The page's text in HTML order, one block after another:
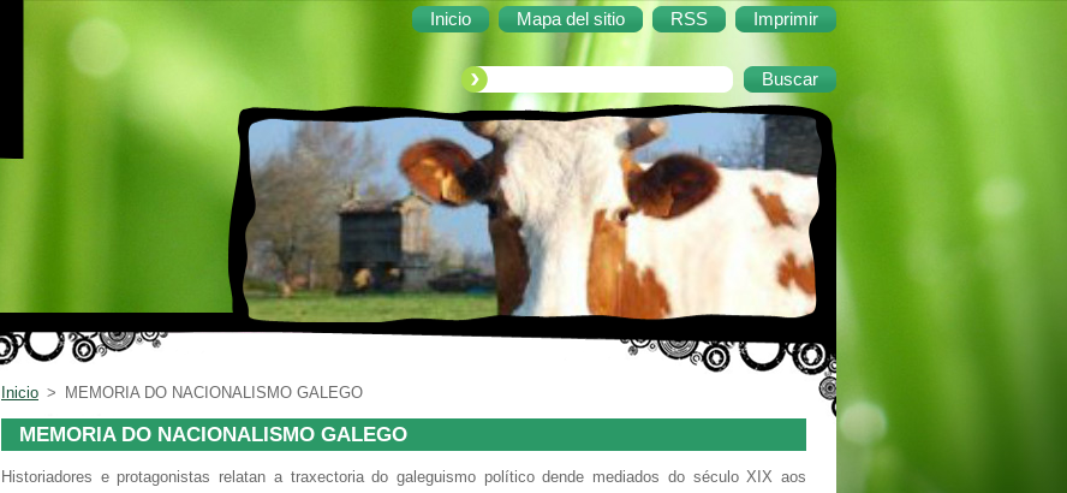
Inicio Mapa del sitio RSS Imprimir
Inicio > MEMORIA DO NACIONALISMO GALEGO
MEMORIA DO NACIONALISMO GALEGO
Historiadores e protagonistas relatan a traxectoria do galeguismo político dende mediados do século XIX aos